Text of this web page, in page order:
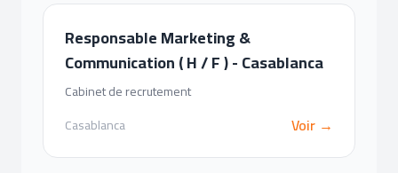
Responsable Marketing &
Communication ( H / F ) - Casablanca
Cabinet de recrutement
Casablanca
Voir →